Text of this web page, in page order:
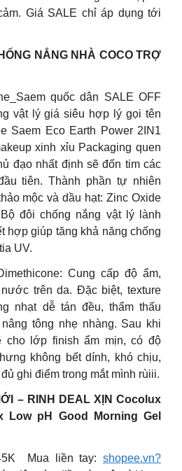
Giá SALE chỉ áp dụng tới
NẮNG NHÀ COCO TRỢ
quốc dân SALE OFF
vật lý giá siêu hợp lý gọi tên
Saem Eco Earth Power 2IN1
xinh xỉu Packaging quen
đạo nhất định sẽ đốn tim các
tiên. Thành phần tự nhiên
mộc và dầu hạt: Zinc Oxide
đôi chống nắng vật lý lành
hợp giúp tăng khả năng chống
UV.
Cung cấp độ ẩm,
trên da. Đặc biệt, texture
nhạt dễ tán đều, thẩm thấu
tông nhẹ nhàng. Sau khi
cho lớp finish ẩm mịn, có độ
không bết dính, khó chịu,
ghi điểm trong mắt mình rùiii.
– RINH DEAL XỊN Cocolux
Low pH Good Morning Gel
Mua liền tay: shopee.vn?